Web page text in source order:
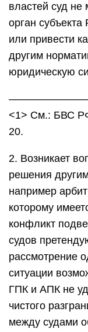
властей суд не
орган
или привести
другим
юридическую
<1> См.: БВС
20.
2. Возникает
решения
например
которому
конфликт
судов
рассмотрение
ситуации
ГПК и АПК не
чистого
между судами